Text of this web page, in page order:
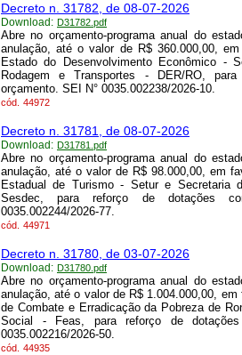
Decreto n. 31782, de 08-07-2026
Download: D31782.pdf
Abre no orçamento-programa anual do
anulação, até o valor de R$ 360.000,00,
Estado do Desenvolvimento Econômico -
Rodagem e Transportes - DER/RO,
orçamento. SEI N° 0035.002238/2026-10.
cód. 44972
Decreto n. 31781, de 08-07-2026
Download: D31781.pdf
Abre no orçamento-programa anual do
anulação, até o valor de R$ 98.000,00, em
Estadual de Turismo - Setur e Secretaria
Sesdec, para reforço de dotações
0035.002244/2026-77.
cód. 44971
Decreto n. 31780, de 03-07-2026
Download: D31780.pdf
Abre no orçamento-programa anual do
anulação, até o valor de R$ 1.004.000,00,
de Combate e Erradicação da Pobreza de
Social - Feas, para reforço de
0035.002216/2026-50.
cód. 44935